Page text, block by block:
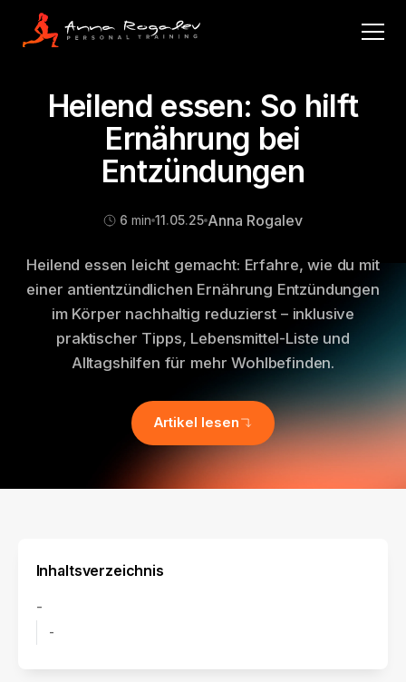
Heilend essen: So hilft
Ernährung bei
Entzündungen
6 min 11 .05.25 Anna Rogalev
Heilend essen leicht gemacht: Erfahre, wie du mit
einer antientzündlichen Ernährung Entzündungen
im Körper nachhaltig reduzierst – inklusive
praktischer Tipps, Lebensmittel-Liste und
Alltagshilfen für mehr Wohlbefinden.
Artikel lesen
Inhaltsverzeichnis
-
-